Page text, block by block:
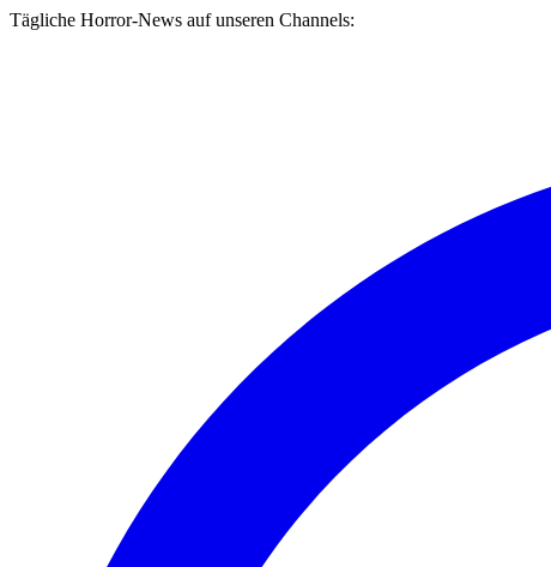
Tägliche Horror-News auf unseren Channels: